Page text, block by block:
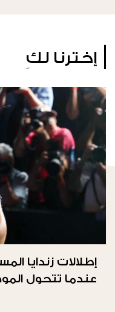
إخترنا لكِ
عندما تتحول